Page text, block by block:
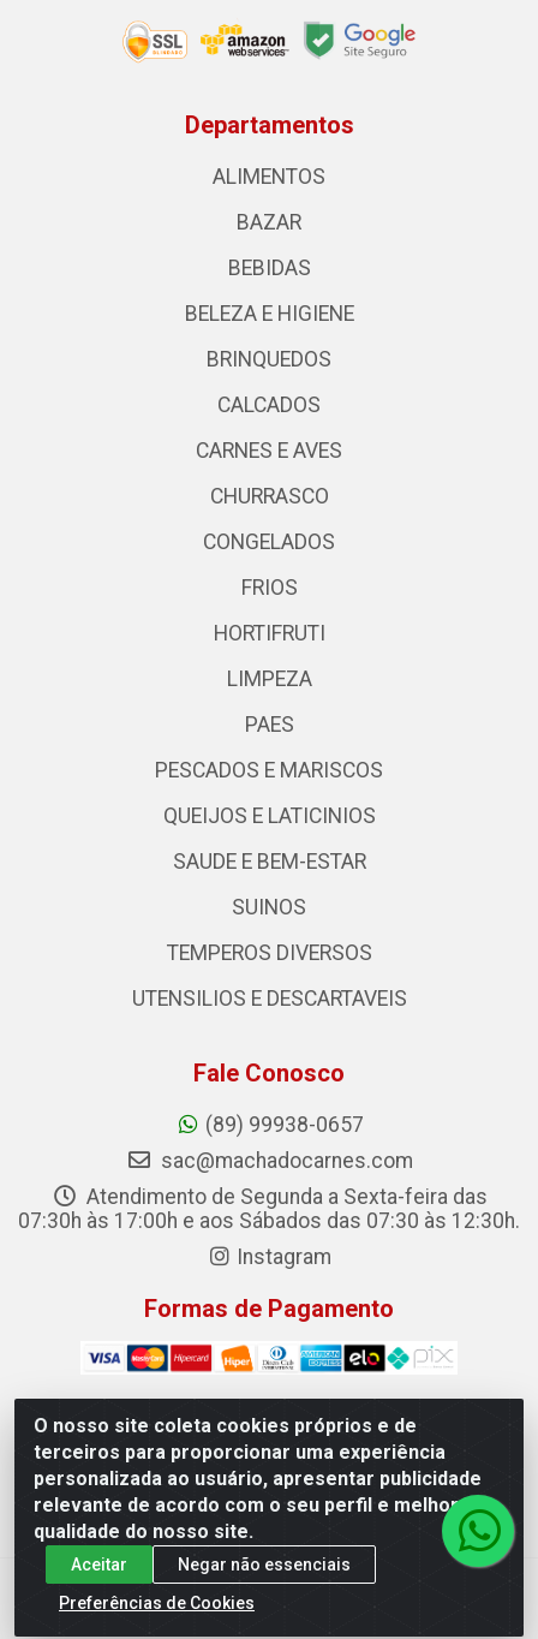
O nosso site coleta cookies próprios e de
terceiros para proporcionar uma experiência
personalizada ao usuário, apresentar publicidade
relevante de acordo com o seu perfil e melhorar a
qualidade do nosso site.
Aceitar
Negar não essenciais
Preferências de Cookies
Departamentos
ALIMENTOS
BAZAR
BEBIDAS
BELEZA E HIGIENE
BRINQUEDOS
CALCADOS
CARNES E AVES
CHURRASCO
CONGELADOS
FRIOS
HORTIFRUTI
LIMPEZA
PAES
PESCADOS E MARISCOS
QUEIJOS E LATICINIOS
SAUDE E BEM-ESTAR
SUINOS
TEMPEROS DIVERSOS
UTENSILIOS E DESCARTAVEIS
Fale Conosco
(89) 99938-0657
sac@machadocarnes.com
Atendimento de Segunda a Sexta-feira das
07:30h às 17:00h e aos Sábados das 07:30 às 12:30h.
Instagram
Formas de Pagamento
Machado Carnes Distribuidora de Alimentos LTDA -
Logradouro: Avenida Candido Aleixo, 148 - Centro - Oeiras/PI
- CEP 64.500-000 - 31.391.008/0001-50